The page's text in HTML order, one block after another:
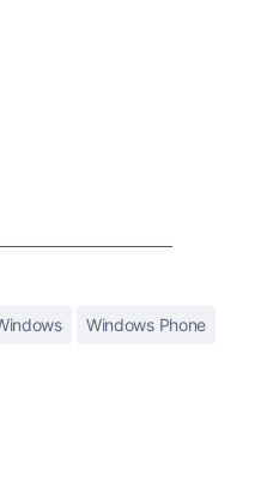
Windows Phone